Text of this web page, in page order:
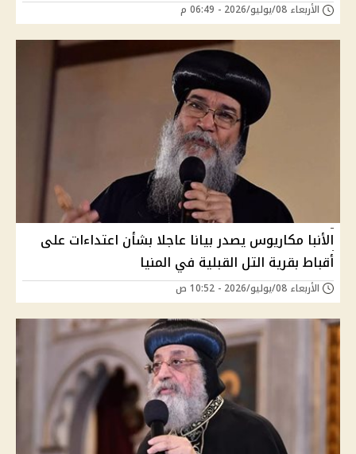
الأربعاء 08/يوليو/2026 - 06:49 م
الأنبا مكاريوس يصدر بيانا عاجلا بشأن اعتداءات على
أقباط بقرية التل القبلية في المنيا
الأربعاء 08/يوليو/2026 - 10:52 ص